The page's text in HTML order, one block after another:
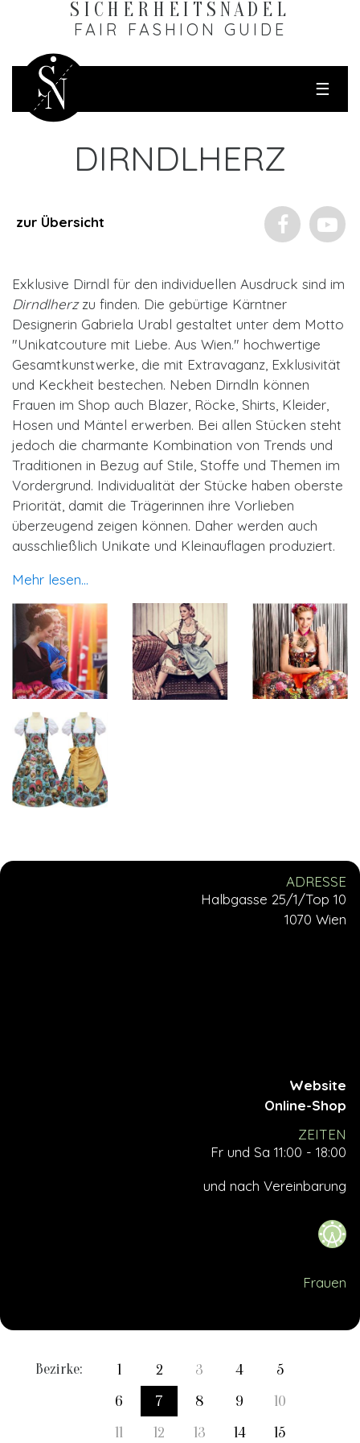
SICHERHEITS­NADEL
FAIR FASHION GUIDE
☰
DIRNDLHERZ
zur Übersicht
Exklusive Dirndl für den individuellen Ausdruck sind im
Dirndlherzzu finden. Die gebürtige Kärntner
Designerin Gabriela Urabl gestaltet unter dem Motto
"Unikatcouture mit Liebe. Aus Wien." hochwertige
Gesamtkunstwerke, die mit Extravaganz, Exklusivität
und Keckheit bestechen. Neben Dirndln können
Frauen im Shop auch Blazer, Röcke, Shirts, Kleider,
Hosen und Mäntel erwerben. Bei allen Stücken steht
jedoch die charmante Kombination von Trends und
Traditionen in Bezug auf Stile, Stoffe und Themen im
Vordergrund. Individualität der Stücke haben oberste
Priorität, damit die Trägerinnen ihre Vorlieben
überzeugend zeigen können. Daher werden auch
ausschließlich Unikate und Kleinauflagen produziert.
Mehr lesen...
ADRESSE
Halbgasse 25/1/Top 10
1070 Wien
Website
Online-Shop
ZEITEN
Fr und Sa 11:00 - 18:00
und nach Vereinbarung
Frauen
Bezirke: 1 2 3 4
5
6
7 8 9
10
11
12 13 14 15